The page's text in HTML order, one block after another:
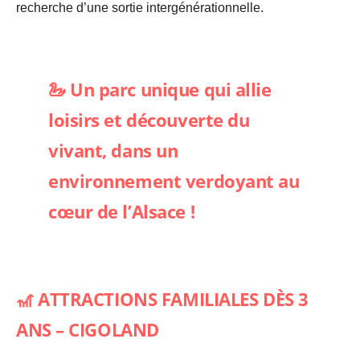
recherche d’une sortie intergénérationnelle.
🦢 Un parc unique qui allie
loisirs et découverte du
vivant, dans un
environnement verdoyant au
cœur de l’Alsace !
🎢 ATTRACTIONS FAMILIALES DÈS 3
ANS – CIGOLAND